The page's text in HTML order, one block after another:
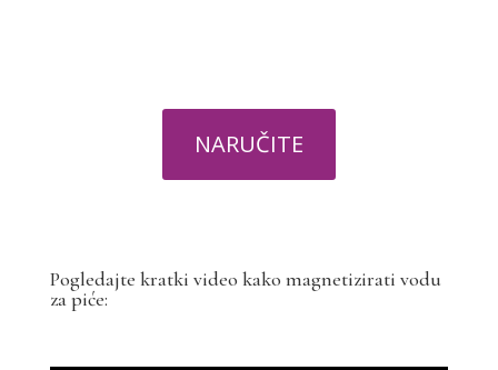
NARUČITE
Pogledajte kratki video kako magnetizirati vodu
za piće: